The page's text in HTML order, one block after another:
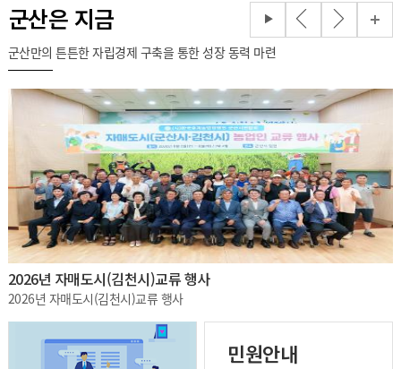
군산은 지금
군산만의 튼튼한 자립경제 구축을 통한 성장 동력 마련
2026년 자매도시(김천시)교류 행사
2026년 자매도시(김천시)교류 행사
민원안내